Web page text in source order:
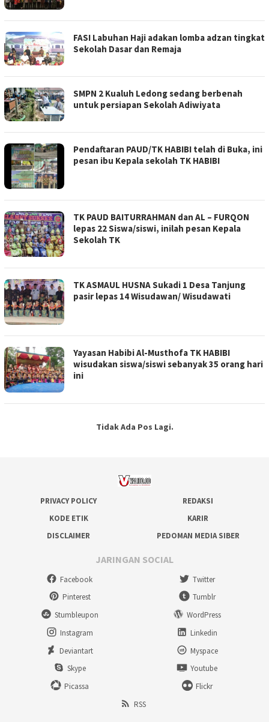
FASI Labuhan Haji adakan lomba adzan tingkat
Sekolah Dasar dan Remaja
SMPN 2 Kualuh Ledong sedang berbenah
untuk persiapan Sekolah Adiwiyata
Pendaftaran PAUD/TK HABIBI telah di Buka, ini
pesan ibu Kepala sekolah TK HABIBI
TK PAUD BAITURRAHMAN dan AL – FURQON
lepas 22 Siswa/siswi, inilah pesan Kepala
Sekolah TK
TK ASMAUL HUSNA Sukadi 1 Desa Tanjung
pasir lepas 14 Wisudawan/ Wisudawati
Yayasan Habibi Al-Musthofa TK HABIBI
wisudakan siswa/siswi sebanyak 35 orang hari
ini
Tidak Ada Pos Lagi.
PRIVACY POLICY
REDAKSI
KODE ETIK
KARIR
DISCLAIMER
PEDOMAN MEDIA SIBER
JARINGAN SOCIAL
Facebook
Twitter
Pinterest
Tumblr
Stumbleupon
WordPress
Instagram
Linkedin
Deviantart
Myspace
Skype
Youtube
Picassa
Flickr
RSS